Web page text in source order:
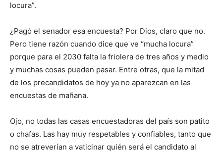
locura”.
¿Pagó el senador esa encuesta? Por Dios, claro que no.
Pero tiene razón cuando dice que ve “mucha locura”
porque para el 2030 falta la friolera de tres años y medio
y muchas cosas pueden pasar. Entre otras, que la mitad
de los precandidatos de hoy ya no aparezcan en las
encuestas de mañana.
Ojo, no todas las casas encuestadoras del país son patito
o chafas. Las hay muy respetables y confiables, tanto que
no se atreverían a vaticinar quién será el candidato al